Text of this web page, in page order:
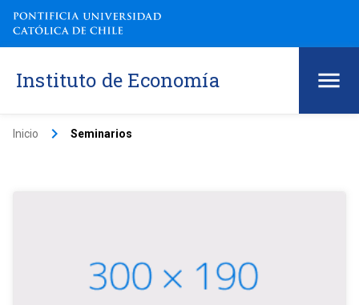
Instituto de Economía
Inicio keyboard_arrow_right Seminarios